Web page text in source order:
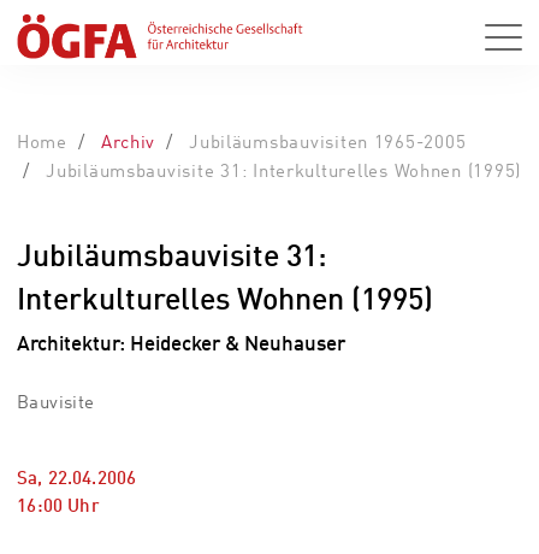
Home Archiv
Jubiläumsbauvisiten 1965-2005
Jubiläumsbauvisite 31: Interkulturelles Wohnen (1995)
Jubiläumsbauvisite 31:
Interkulturelles Wohnen (1995)
Architektur: Heidecker & Neuhauser
Bauvisite
Sa, 22.04.2006
16:00 Uhr